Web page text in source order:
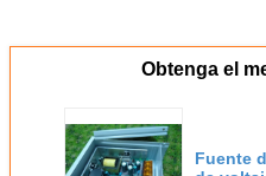
Obtenga el
Fuente